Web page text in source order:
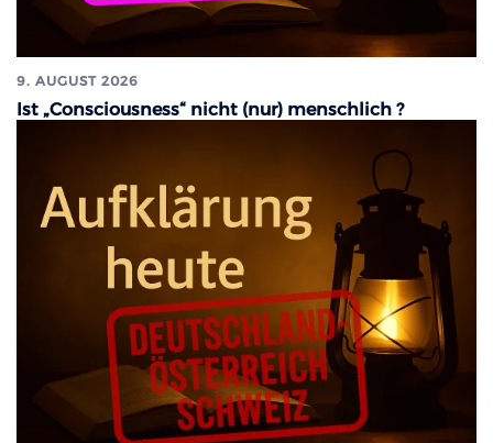
9. AUGUST 2026
Ist „Consciousness“ nicht (nur) menschlich ?